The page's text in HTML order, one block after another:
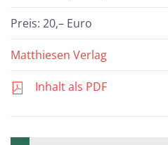
Preis: 20,– Euro
Matthiesen Verlag
Inhalt als PDF